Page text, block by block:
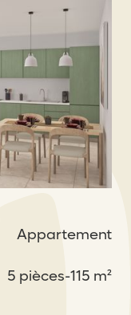
Appartement
5 pièces-115 m²